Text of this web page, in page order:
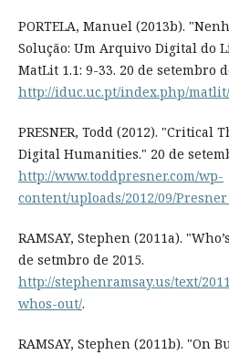
PORTELA, Manuel (2013b).
Solução: Um Arquivo Digital do
MatLit 1.1: 9-33. 20 de setembro
http://iduc.uc.pt/index.php/
PRESNER, Todd (2012). "Critical
Digital Humanities." 20 de
http://www.toddpresner.com/wp-
content/uploads/2012/09/
RAMSAY, Stephen (2011a).
de setmbro de 2015.
http://stephenramsay.us/text/
whos-out/.
RAMSAY, Stephen (2011b). "On